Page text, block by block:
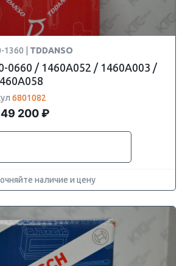
1360 | TDDANSO
0660 / 1460A052 / 1460A003 /
6801082
49 200 ₽
наличие и цену